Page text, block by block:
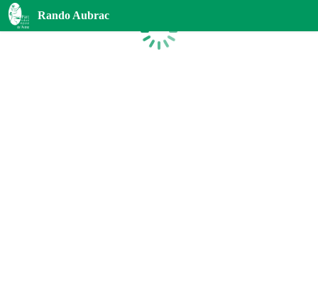
Rando Aubrac
Chargement